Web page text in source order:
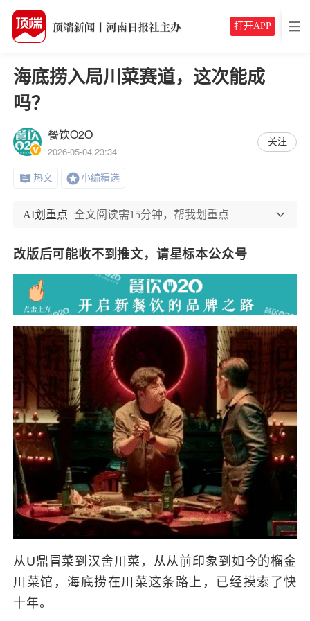
打开APP
海底捞入局川菜赛道，这次能成
吗？
餐饮O2O
2026-05-04 23:34
关注
热文 小编精选
AI划重点 全文阅读需15分钟，帮我划重点
改版后可能收不到推文，请星标本公众号
从U鼎冒菜到汉舍川菜，从从前印象到如今的榴金
川菜馆，海底捞在川菜这条路上，已经摸索了快
十年。